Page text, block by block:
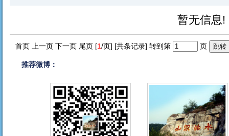
暂无信息!
首页 上一页 下一页 尾页 [1/页] [共条记录] 转到第 页
推荐微博：